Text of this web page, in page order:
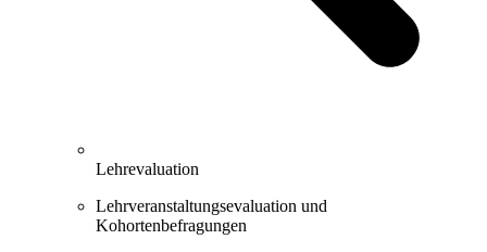
Lehrevaluation
Lehrveranstaltungsevaluation und
Kohortenbefragungen